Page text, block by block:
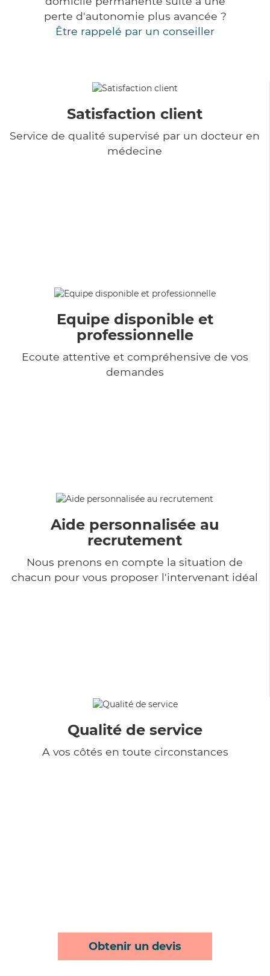
perte d'autonomie plus avancée ?
Être rappelé par un conseiller
Satisfaction client
Service de qualité supervisé par un docteur en
médecine
Equipe disponible et
professionnelle
Ecoute attentive et compréhensive de vos
demandes
Aide personnalisée au
recrutement
Nous prenons en compte la situation de
chacun pour vous proposer l'intervenant idéal
Qualité de service
A vos côtés en toute circonstances
Obtenir un devis